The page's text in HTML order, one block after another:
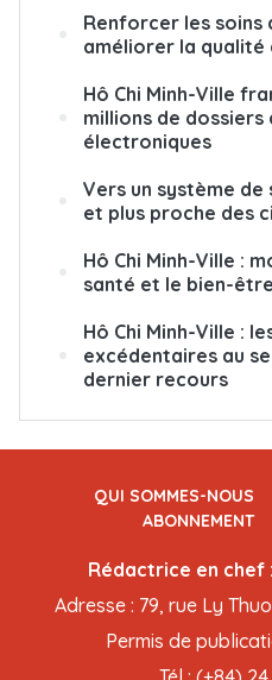
Renforcer les
améliorer la qualité
Hô Chi Minh-Ville
millions de dossiers
électroniques
Vers un système
et plus proche des
Hô Chi Minh-Ville :
santé et le bien-
Hô Chi Minh-Ville :
excédentaires au
dernier recours
QUI SOMMES-NOUS
ABONNEMENT
Rédactrice en chef
Adresse : 79, rue Ly
Permis de